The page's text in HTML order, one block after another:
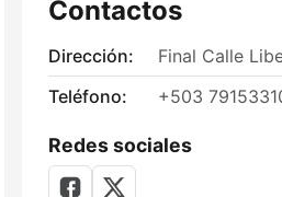
Contactos
Dirección:
Final Calle
Teléfono:
+503
Redes sociales